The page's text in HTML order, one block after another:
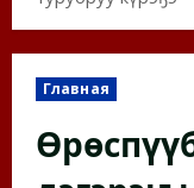
Главная